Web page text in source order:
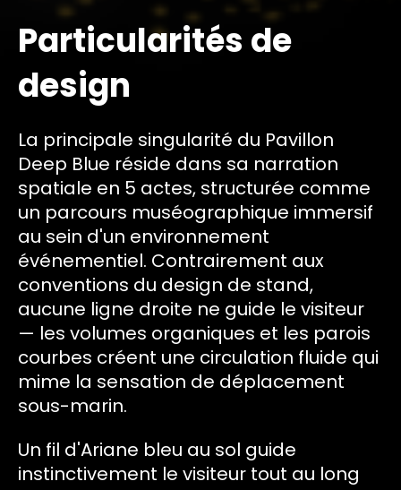
Particularités de
design
La principale singularité du Pavillon
Deep Blue réside dans sa narration
spatiale en 5 actes, structurée comme
un parcours muséographique immersif
au sein d'un environnement
événementiel. Contrairement aux
conventions du design de stand,
aucune ligne droite ne guide le visiteur
— les volumes organiques et les parois
courbes créent une circulation fluide qui
mime la sensation de déplacement
sous-marin.
Un fil d'Ariane bleu au sol guide
instinctivement le visiteur tout au long